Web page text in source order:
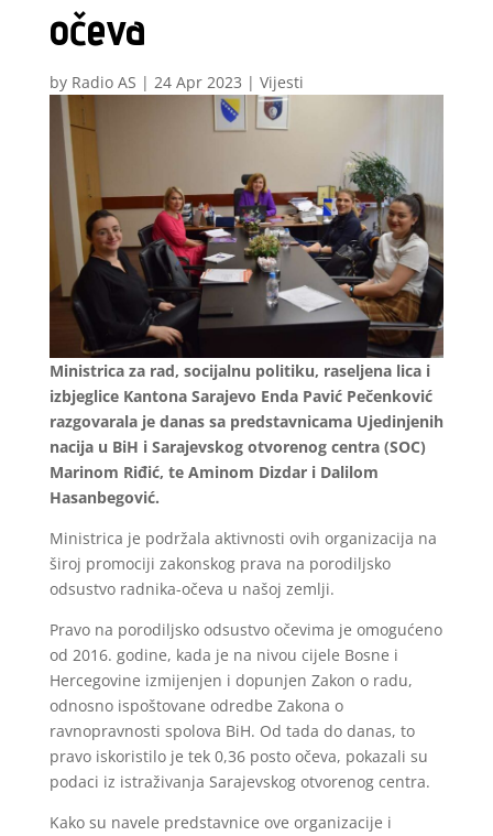
očeva
by Radio AS | 24 Apr 2023 | Vijesti
Ministrica za rad, socijalnu politiku, raseljena lica i
izbjeglice Kantona Sarajevo Enda Pavić Pečenković
razgovarala je danas sa predstavnicama Ujedinjenih
nacija u BiH i Sarajevskog otvorenog centra (SOC)
Marinom Riđić, te Aminom Dizdar i Dalilom
Hasanbegović.
Ministrica je podržala aktivnosti ovih organizacija na
široj promociji zakonskog prava na porodiljsko
odsustvo radnika-očeva u našoj zemlji.
Pravo na porodiljsko odsustvo očevima je omogućeno
od 2016. godine, kada je na nivou cijele Bosne i
Hercegovine izmijenjen i dopunjen Zakon o radu,
odnosno ispoštovane odredbe Zakona o
ravnopravnosti spolova BiH. Od tada do danas, to
pravo iskoristilo je tek 0,36 posto očeva, pokazali su
podaci iz istraživanja Sarajevskog otvorenog centra.
Kako su navele predstavnice ove organizacije i